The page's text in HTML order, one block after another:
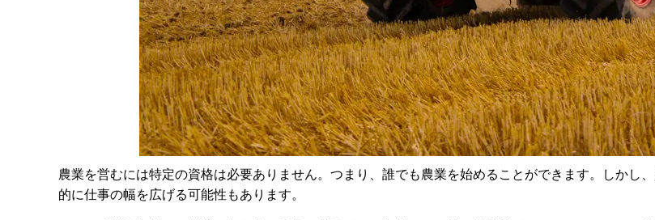
農業を営むには特定の資格は必要ありません。つまり、誰でも農業を始めることができます。しかし
的に仕事の幅を広げる可能性もあります。